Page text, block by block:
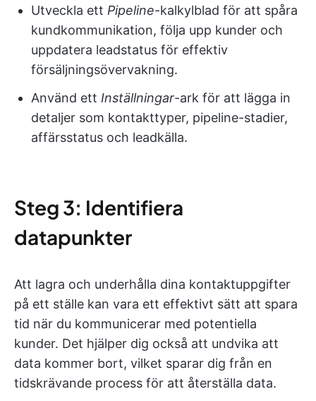
Utveckla ett Pipeline-kalkylblad för att spåra
kundkommunikation, följa upp kunder och
uppdatera leadstatus för effektiv
försäljningsövervakning.
Använd ett Inställningar-ark för att lägga in
detaljer som kontakttyper, pipeline-stadier,
affärsstatus och leadkälla.
Steg 3: Identifiera
datapunkter
Att lagra och underhålla dina kontaktuppgifter
på ett ställe kan vara ett effektivt sätt att spara
tid när du kommunicerar med potentiella
kunder. Det hjälper dig också att undvika att
data kommer bort, vilket sparar dig från en
tidskrävande process för att återställa data.